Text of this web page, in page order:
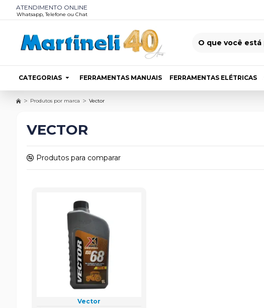
ATENDIMENTO ONLINE
Whatsapp, Telefone ou Chat
CATEGORIAS FERRAMENTAS MANUAIS FERRAMENTAS ELÉTRICAS
Produtos por marca Vector
VECTOR
Produtos para comparar
Vector